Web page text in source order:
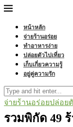
หน้าหลัก
จ่ายร้านอร่อย
ทำอาหารง่าย
ปล่อยตัวไปเที่ยว
เก็บเกี่ยวความรู้
อยู่คู่ความรัก
จ่ายร้านอร่อยปล่อย
รวมพิกัด 49